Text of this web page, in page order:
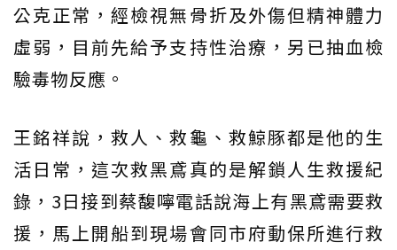
公克正常，經檢視無骨折及外傷但精神體力
虛弱，目前先給予支持性治療，另已抽血檢
驗毒物反應。
王銘祥說，救人、救龜、救鯨豚都是他的生
活日常，這次救黑鳶真的是解鎖人生救援紀
錄，3日接到蔡馥嚀電話說海上有黑鳶需要救
援，馬上開船到現場會同市府動保所進行救